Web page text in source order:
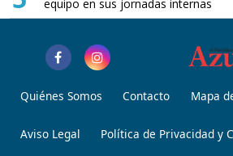
equipo en sus jornadas internas
Quiénes Somos Contacto Mapa
Aviso Legal Política de Privacidad y